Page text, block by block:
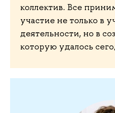
коллектив. Все
участие не только в
деятельности, но в
которую удалось